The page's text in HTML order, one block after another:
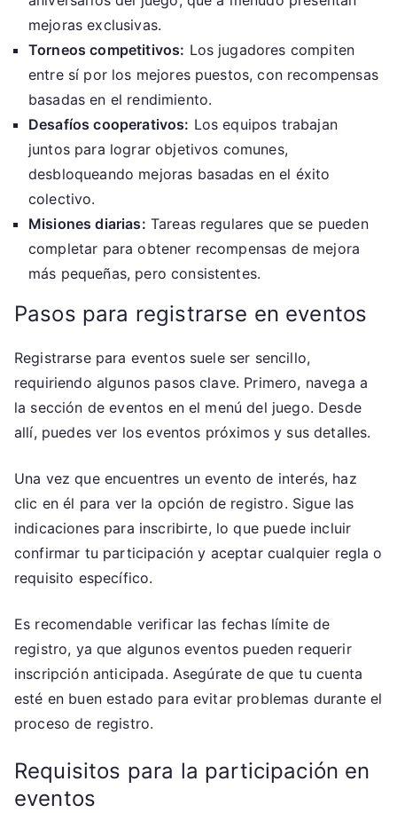
mejoras exclusivas.
Torneos competitivos: Los jugadores compiten
entre sí por los mejores puestos, con recompensas
basadas en el rendimiento.
Desafíos cooperativos: Los equipos trabajan
juntos para lograr objetivos comunes,
desbloqueando mejoras basadas en el éxito
colectivo.
Misiones diarias: Tareas regulares que se pueden
completar para obtener recompensas de mejora
más pequeñas, pero consistentes.
Pasos para registrarse en eventos
Registrarse para eventos suele ser sencillo,
requiriendo algunos pasos clave. Primero, navega a
la sección de eventos en el menú del juego. Desde
allí, puedes ver los eventos próximos y sus detalles.
Una vez que encuentres un evento de interés, haz
clic en él para ver la opción de registro. Sigue las
indicaciones para inscribirte, lo que puede incluir
confirmar tu participación y aceptar cualquier regla o
requisito específico.
Es recomendable verificar las fechas límite de
registro, ya que algunos eventos pueden requerir
inscripción anticipada. Asegúrate de que tu cuenta
esté en buen estado para evitar problemas durante el
proceso de registro.
Requisitos para la participación en
eventos